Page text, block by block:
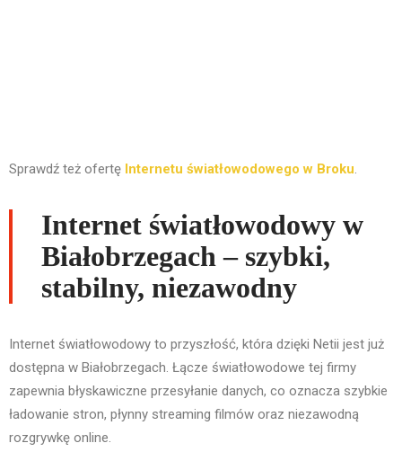
Sprawdź też ofertę Internetu światłowodowego w Broku.
Internet światłowodowy w
Białobrzegach – szybki,
stabilny, niezawodny
Internet światłowodowy to przyszłość, która dzięki Netii jest już
dostępna w Białobrzegach. Łącze światłowodowe tej firmy
zapewnia błyskawiczne przesyłanie danych, co oznacza szybkie
ładowanie stron, płynny streaming filmów oraz niezawodną
rozgrywkę online.